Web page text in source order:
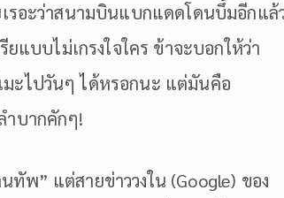
รอะว่าสนามบินแบกแดดโดนบึ้มอีกแล้
แบบไม่เกรงใจใคร ข้าจะบอกให้ว่า
มะไปวันๆ ได้หรอกนะ แต่มันคือ
บากคักๆ!
ทัพ” แต่สายข่าววงใน (Google) ของ